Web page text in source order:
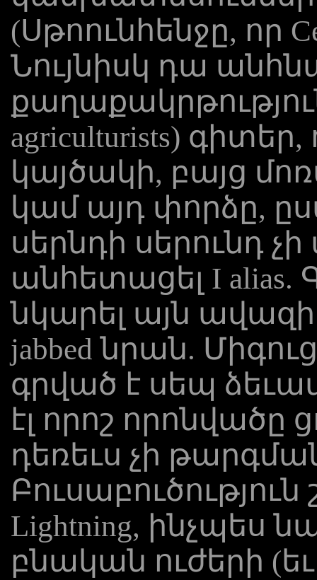
(Սթոունհենջը, որ
Նույնիսկ դա
agriculturists)
կայծակի, բայց
կամ այդ փորձը,
սերնդի սերունդ
անհետացել I alias.
նկարել այն
jabbed նրան.
գրված է սեպ
էլ որոշ որոնվածը
դեռեւս չի
Lightning, ինչպես
բնական ուժերի